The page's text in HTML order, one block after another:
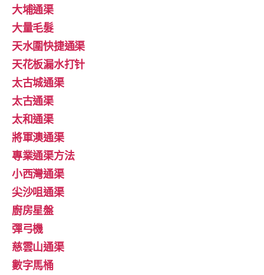
大埔通渠
大量毛髮
天水圍快捷通渠
天花板漏水打针
太古城通渠
太古通渠
太和通渠
將軍澳通渠
專業通渠方法
小西灣通渠
尖沙咀通渠
廚房星盤
彈弓機
慈雲山通渠
數字馬桶